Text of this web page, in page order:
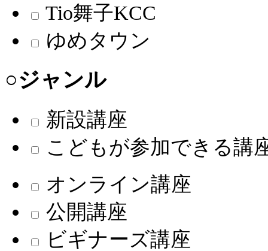
Tio舞子KCC
ゆめタウン
○ジャンル
新設講座
こどもが参加できる講
オンライン講座
公開講座
ビギナーズ講座